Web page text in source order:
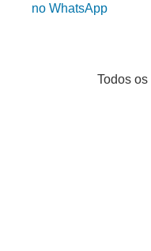
no WhatsApp
Todos